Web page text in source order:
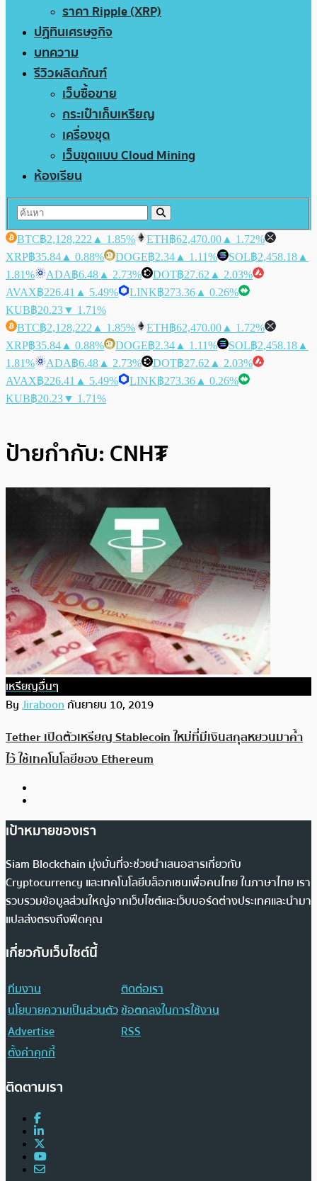
ราคา Ripple (XRP)
ปฏิทินเศรษฐกิจ
บทความ
รีวิวผลิตภัณฑ์
เว็บซื้อขาย
กระเป๋าเก็บเหรียญ
เครื่องขุด
เว็บขุดแบบ Cloud Mining
ห้องเรียน
BTC฿2,128,222 ▲ 1.85% ETH฿62,470.00 ▲ 1.72%
XRP฿35.84 ▲ 0.88% DOGE฿2.34 ▲ 1.11% SOL฿2,458.18 ▲
1.81%
ADA฿6.48 ▲ 2.73% DOT฿27.62 ▲ 2.03%
AVAX฿226.41 ▲ 5.49% LINK฿273.36 ▲ 0.26%
KUB฿20.23▼ 1.71%
BTC฿2,128,222 ▲ 1.85% ETH฿62,470.00 ▲ 1.72%
XRP฿35.84 ▲ 0.88% DOGE฿2.34 ▲ 1.11% SOL฿2,458.18 ▲
1.81%
ADA฿6.48 ▲ 2.73% DOT฿27.62 ▲ 2.03%
AVAX฿226.41 ▲ 5.49% LINK฿273.36 ▲ 0.26%
KUB฿20.23▼ 1.71%
ป้ายกำกับ: CNH₮
เหรียญอื่นๆ
ByJiraboonกันยายน 10, 2019
Tether เปิดตัวเหรียญ Stablecoin ใหม่ที่มีเงินสกุลหยวนมาค้ำ
ไว้ ใช้เทคโนโลยีของ Ethereum
เป้าหมายของเรา
Siam Blockchain มุ่งมั่นที่จะช่วยนำเสนอสารเกี่ยวกับ
Cryptocurrency และเทคโนโลยีบล็อกเชนเพื่อคนไทย ในภาษาไทย เรา
รวบรวมข้อมูลส่วนใหญ่จากเว็บไซต์และเว็บบอร์ดต่างประเทศและนำมา
แปลส่งตรงถึงฟีดคุณ
เกี่ยวกับเว็บไซต์นี้
ทีมงาน
ติดต่อเรา
นโยบายความเป็นส่วนตัวข้อตกลงในการใช้งาน
Advertise
RSS
ตั้งค่าคุกกี้
ติดตามเรา